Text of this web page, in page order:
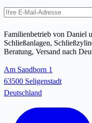
E-
Mail-
Familienbetrieb von Daniel
Schließanlagen,
Beratung, Versand nach
Am Sandborn 1
63500 Seligenstadt
Deutschland